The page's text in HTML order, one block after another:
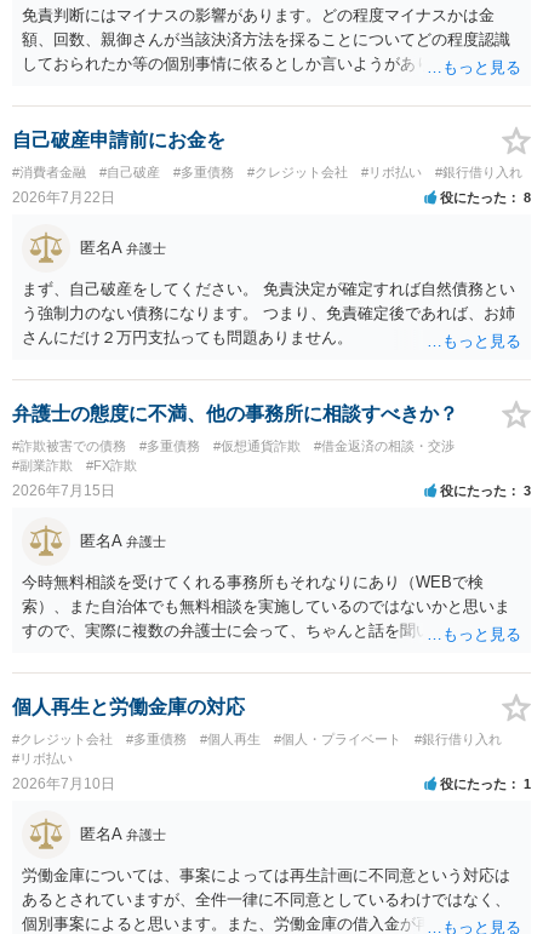
免責判断にはマイナスの影響があります。どの程度マイナスかは金
額、回数、親御さんが当該決済方法を採ることについてどの程度認識
しておられたか等の個別事情に依るとしか言いようがありません。 と
なって相談し、善後策を考えることをお勧めします。
自己破産申請前にお金を
#消費者金融 #自己破産 #多重債務 #クレジット会社 #リボ払い #銀行借り入れ
2026年7月22日 役にたった 8
匿名A 弁護士
まず、自己破産をしてください。 免責決定が確定すれば自然債務とい
う強制力のない債務になります。 つまり、免責確定後であれば、お姉
さんにだけ２万円支払っても問題ありません。
弁護士の態度に不満、他の事務所に相談すべきか？
#詐欺被害での債務 #多重債務 #仮想通貨詐欺
#借金返済の相談・交渉
#副業詐欺
#FX詐欺
2026年7月15日 役にたった 3
匿名A 弁護士
今時無料相談を受けてくれる事務所もそれなりにあり（WEBで検
索）、また自治体でも無料相談を実施しているのではないかと思いま
すので、実際に複数の弁護士に会って、ちゃんと話を聞いてくれる
はそもそも事案を把握できていないようですので、御相談の案件につ
いては弁護士として能力不足なのかもしれません。相手にしない方が
良いと思います。ただ、仮想通貨詐欺の被害回復は現実的には難しい
かもしれません。
個人再生と労働金庫の対応
#クレジット会社 #多重債務 #個人再生 #個人・プライベート
#銀行借り入れ
#リボ払い
2026年7月10日 役にたった 1
匿名A 弁護士
労働金庫については、事案によっては再生計画に不同意という対応は
あるとされていますが、全件一律に不同意としているわけではなく、
個別事案によると思います。また、労働金庫の借入金が再生債権の総